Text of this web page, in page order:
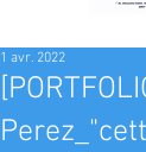
1 avr. 2022